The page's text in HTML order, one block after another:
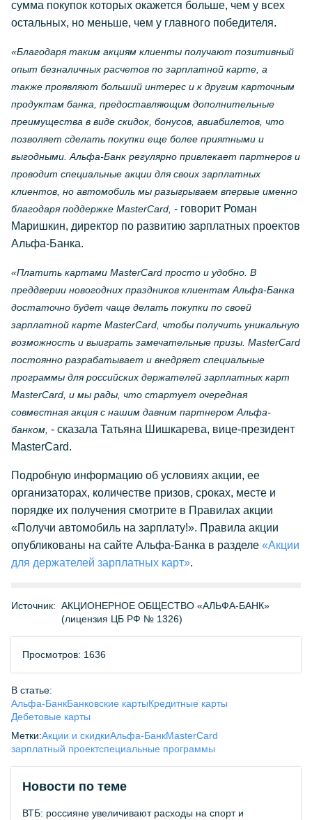
сумма покупок которых окажется больше, чем у всех
остальных, но меньше, чем у главного победителя.
«Благодаря таким акциям клиенты получают позитивный
опыт безналичных расчетов по зарплатной карте, а
также проявляют больший интерес и к другим карточным
продуктам банка, предоставляющим дополнительные
преимущества в виде скидок, бонусов, авиабилетов, что
позволяет сделать покупки еще более приятными и
выгодными. Альфа-Банк регулярно привлекает партнеров и
проводит специальные акции для своих зарплатных
клиентов, но автомобиль мы разыгрываем впервые именно
благодаря поддержке MasterCard, - говорит Роман
Маришкин, директор по развитию зарплатных проектов
Альфа-Банка.
«Платить картами MasterCard просто и удобно. В
преддверии новогодних праздников клиентам Альфа-Банка
достаточно будет чаще делать покупки по своей
зарплатной карте MasterCard, чтобы получить уникальную
возможность и выиграть замечательные призы. MasterCard
постоянно разрабатывает и внедряет специальные
программы для российских держателей зарплатных карт
MasterCard, и мы рады, что стартует очередная
совместная акция с нашим давним партнером Альфа-
банком, - сказала Татьяна Шишкарева, вице-президент
MasterCard.
Подробную информацию об условиях акции, ее
организаторах, количестве призов, сроках, месте и
порядке их получения смотрите в Правилах акции
«Получи автомобиль на зарплату!». Правила акции
опубликованы на сайте Альфа-Банка в разделе «Акции
для держателей зарплатных карт».
Источник: АКЦИОНЕРНОЕ ОБЩЕСТВО «АЛЬФА-БАНК»
(лицензия ЦБ РФ № 1326)
Просмотров: 1636
В статье:
Альфа-БанкБанковские картыКредитные карты
Дебетовые карты
Метки:Акции и скидкиАльфа-БанкMasterCard
зарплатный проектспециальные программы
Новости по теме
ВТБ: россияне увеличивают расходы на спорт и